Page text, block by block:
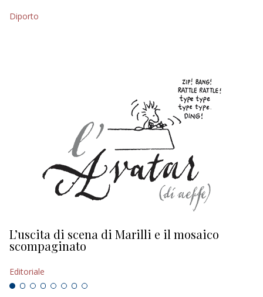
NAUTICA
Diporto
L’uscita di scena di Marilli e il mosaico
scompaginato
Editoriale